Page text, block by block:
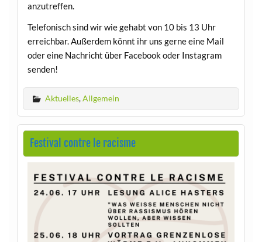
anzutreffen.
Telefonisch sind wir wie gehabt von 10 bis 13 Uhr
erreichbar. Außerdem könnt ihr uns gerne eine Mail
oder eine Nachricht über Facebook oder Instagram
senden!
Aktuelles,Allgemein
Festival contre le racisme